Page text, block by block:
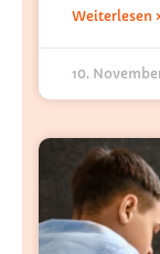
Weiterlesen
10.